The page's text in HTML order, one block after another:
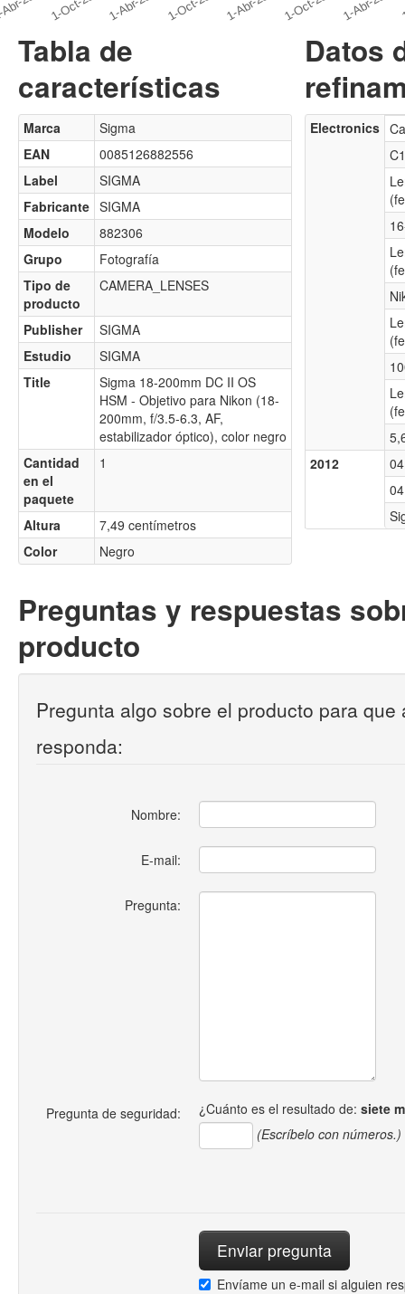
Tabla de
características
Marca
Sigma
EAN
0085126882556
Label
SIGMA
Fabricante SIGMA
Modelo
882306
Grupo
Fotografía
Tipo de
producto
CAMERA_LENSES
Publisher
SIGMA
Estudio
SIGMA
Title
Sigma 18-200mm DC II OS
HSM - Objetivo para Nikon (18-
200mm, f/3.5-6.3, AF,
estabilizador óptico), color negro
Cantidad
en el
paquete
1
Altura
7,49 centímetros
Color
Negro
Datos
Electronics
C1
2012
04
Preguntas y respuestas
producto
Pregunta algo sobre el producto para que
responda:
Nombre:
E-mail:
Pregunta:
Pregunta de seguridad: ¿Cuánto es el resultado de: siete
(Escríbelo con números.)
Envíame un e-mail si alguien